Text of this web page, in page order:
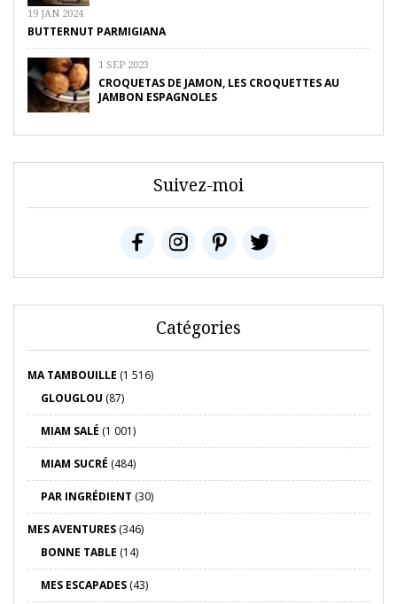
19 JAN 2024
BUTTERNUT PARMIGIANA
1 SEP 2023
CROQUETAS DE JAMON, LES CROQUETTES AU
JAMBON ESPAGNOLES
Suivez-moi
Catégories
MA TAMBOUILLE (1 516)
GLOUGLOU (87)
MIAM SALÉ (1 001)
MIAM SUCRÉ (484)
PAR INGRÉDIENT (30)
MES AVENTURES (346)
BONNE TABLE (14)
MES ESCAPADES (43)